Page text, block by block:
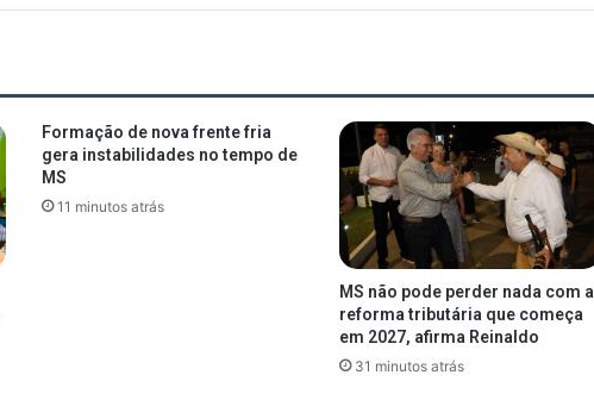
Formação de nova frente fria
gera instabilidades no tempo de
MS
11 minutos atrás
MS não pode perder nada com a
reforma tributária que começa
em 2027, afirma Reinaldo
31 minutos atrás